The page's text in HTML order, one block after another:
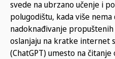
svede na ubrzano učenje i
polugodištu, kada više
nadoknađivanje
oslanjaju na kratke internet
(ChatGPT) umesto na